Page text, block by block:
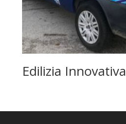
Edilizia Innovativa